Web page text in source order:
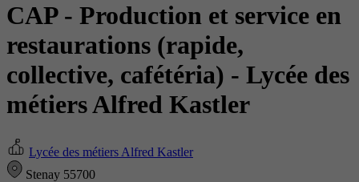
CAP - Production et service en
restaurations (rapide,
collective, cafétéria) - Lycée des
métiers Alfred Kastler
Lycée des métiers Alfred Kastler
Stenay 55700